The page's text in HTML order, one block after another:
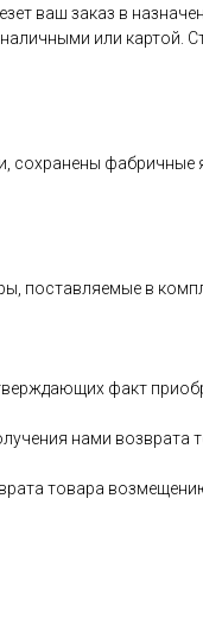
ваш заказ в
или картой.
фабричные
поставляемые в
факт
нами
товара